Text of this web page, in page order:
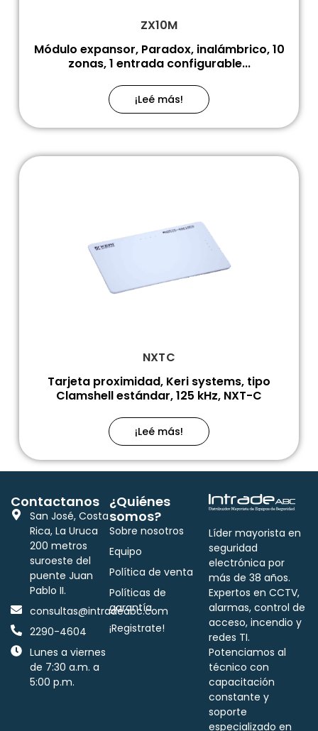
ZX10M
Módulo expansor, Paradox, inalámbrico, 10
zonas, 1 entrada configurable...
¡Leé más!
NXTC
Tarjeta proximidad, Keri systems, tipo
Clamshell estándar, 125 kHz, NXT-C
¡Leé más!
Líder mayorista en
seguridad
electrónica por
más de 38 años.
Expertos en CCTV,
alarmas, control de
acceso, incendio y
redes TI.
Potenciamos al
técnico con
capacitación
constante y
soporte
especializado en
¿Quiénes
somos?
Sobre nosotros
Equipo
Política de venta
Políticas de
garantía
¡Registrate!
Contactanos
San José, Costa
Rica, La Uruca
200 metros
suroeste del
puente Juan
Pablo II.
consultas@intradeabc.com
2290-4604
Lunes a viernes
de 7:30 a.m. a
5:00 p.m.